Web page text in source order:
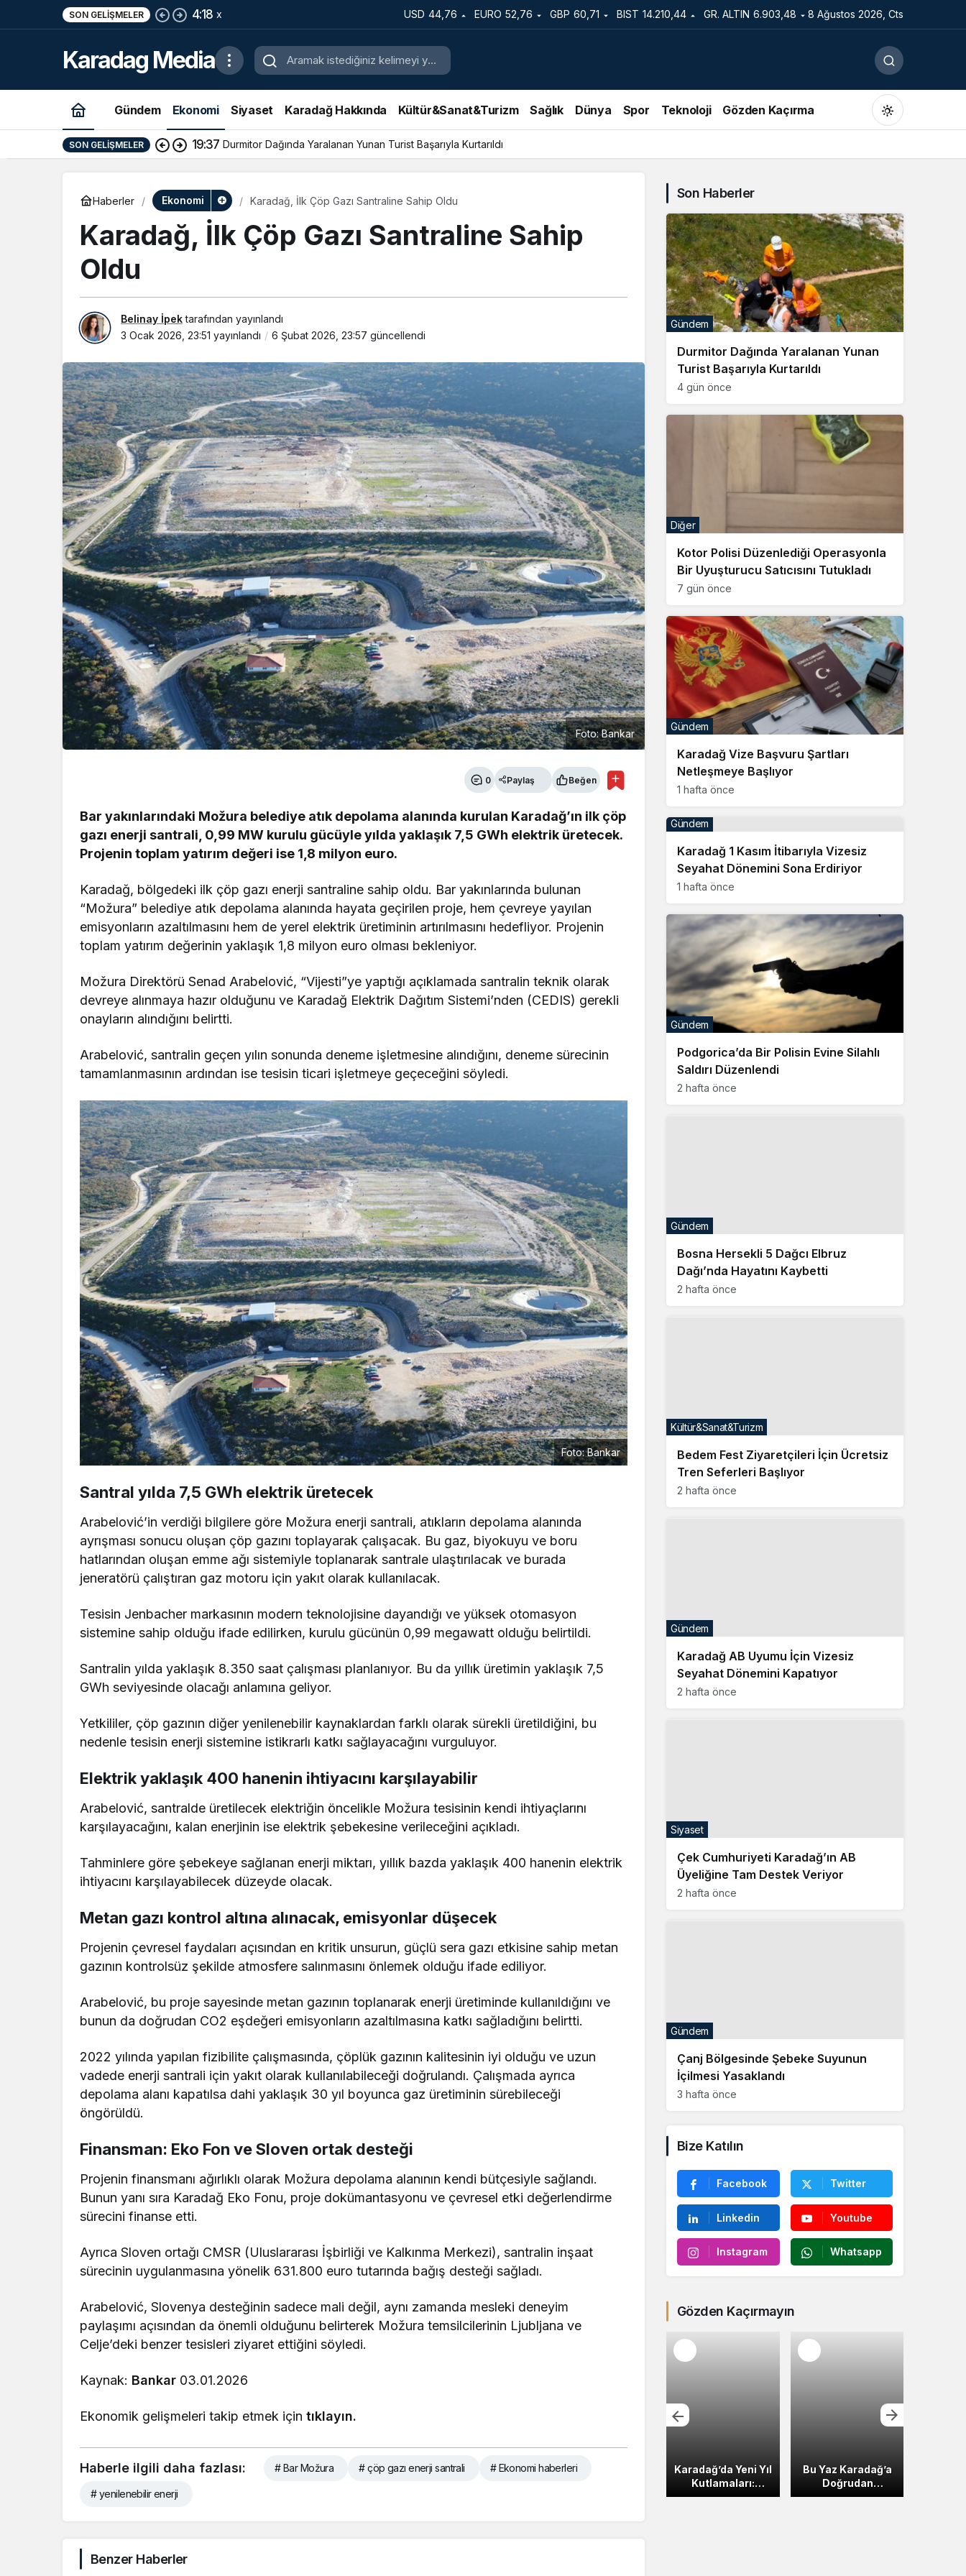
SON GELIŞMELER 4:18 x USD 44,76 EURO 52,76 GBP 60,71 BIST 14.210,44 GR. ALTIN 6.903,48 8 Ağustos 2026, Cts
Karadag Media
Gündem Ekonomi Siyaset Karadağ Hakkında Kültür&Sanat&Turizm Sağlık Dünya Spor Teknoloji Gözden Kaçırma
Gündüz Modu
Gündüz modunu seçin.
Gece Modu
Gece modunu seçin.
Sistem modunu seçin.
SON GELIŞMELER 19:37 Durmitor Dağında Yaralanan Yunan Turist Başarıyla Kurtarıldı
Haberler Ekonomi Karadağ, İlk Çöp Gazı Santraline Sahip Oldu
Karadağ, İlk Çöp Gazı Santraline Sahip
Oldu
Belinay İpektarafından yayınlandı
3 Ocak 2026, 23:51 yayınlandı 6 Şubat 2026, 23:57 güncellendi
Foto: Bankar
0 Paylaş Beğen
Bar yakınlarındaki Možura belediye atık depolama alanında kurulan Karadağ’ın ilk çöp
gazı enerji santrali, 0,99 MW kurulu gücüyle yılda yaklaşık 7,5 GWh elektrik üretecek.
Projenin toplam yatırım değeri ise 1,8 milyon euro.
Karadağ, bölgedeki ilk çöp gazı enerji santraline sahip oldu. Bar yakınlarında bulunan
“Možura” belediye atık depolama alanında hayata geçirilen proje, hem çevreye yayılan
emisyonların azaltılmasını hem de yerel elektrik üretiminin artırılmasını hedefliyor. Projenin
toplam yatırım değerinin yaklaşık 1,8 milyon euro olması bekleniyor.
Možura Direktörü Senad Arabelović, “Vijesti”ye yaptığı açıklamada santralin teknik olarak
devreye alınmaya hazır olduğunu ve Karadağ Elektrik Dağıtım Sistemi’nden (CEDIS) gerekli
onayların alındığını belirtti.
Arabelović, santralin geçen yılın sonunda deneme işletmesine alındığını, deneme sürecinin
tamamlanmasının ardından ise tesisin ticari işletmeye geçeceğini söyledi.
Foto: Bankar
Santral yılda 7,5 GWh elektrik üretecek
Arabelović’in verdiği bilgilere göre Možura enerji santrali, atıkların depolama alanında
ayrışması sonucu oluşan çöp gazını toplayarak çalışacak. Bu gaz, biyokuyu ve boru
hatlarından oluşan emme ağı sistemiyle toplanarak santrale ulaştırılacak ve burada
jeneratörü çalıştıran gaz motoru için yakıt olarak kullanılacak.
Tesisin Jenbacher markasının modern teknolojisine dayandığı ve yüksek otomasyon
sistemine sahip olduğu ifade edilirken, kurulu gücünün 0,99 megawatt olduğu belirtildi.
Santralin yılda yaklaşık 8.350 saat çalışması planlanıyor. Bu da yıllık üretimin yaklaşık 7,5
GWh seviyesinde olacağı anlamına geliyor.
Yetkililer, çöp gazının diğer yenilenebilir kaynaklardan farklı olarak sürekli üretildiğini, bu
nedenle tesisin enerji sistemine istikrarlı katkı sağlayacağını vurguluyor.
Elektrik yaklaşık 400 hanenin ihtiyacını karşılayabilir
Arabelović, santralde üretilecek elektriğin öncelikle Možura tesisinin kendi ihtiyaçlarını
karşılayacağını, kalan enerjinin ise elektrik şebekesine verileceğini açıkladı.
Tahminlere göre şebekeye sağlanan enerji miktarı, yıllık bazda yaklaşık 400 hanenin elektrik
ihtiyacını karşılayabilecek düzeyde olacak.
Metan gazı kontrol altına alınacak, emisyonlar düşecek
Projenin çevresel faydaları açısından en kritik unsurun, güçlü sera gazı etkisine sahip metan
gazının kontrolsüz şekilde atmosfere salınmasını önlemek olduğu ifade ediliyor.
Arabelović, bu proje sayesinde metan gazının toplanarak enerji üretiminde kullanıldığını ve
bunun da doğrudan CO2 eşdeğeri emisyonların azaltılmasına katkı sağladığını belirtti.
2022 yılında yapılan fizibilite çalışmasında, çöplük gazının kalitesinin iyi olduğu ve uzun
vadede enerji santrali için yakıt olarak kullanılabileceği doğrulandı. Çalışmada ayrıca
depolama alanı kapatılsa dahi yaklaşık 30 yıl boyunca gaz üretiminin sürebileceği
öngörüldü.
Finansman: Eko Fon ve Sloven ortak desteği
Projenin finansmanı ağırlıklı olarak Možura depolama alanının kendi bütçesiyle sağlandı.
Bunun yanı sıra Karadağ Eko Fonu, proje dokümantasyonu ve çevresel etki değerlendirme
sürecini finanse etti.
Ayrıca Sloven ortağı CMSR (Uluslararası İşbirliği ve Kalkınma Merkezi), santralin inşaat
sürecinin uygulanmasına yönelik 631.800 euro tutarında bağış desteği sağladı.
Arabelović, Slovenya desteğinin sadece mali değil, aynı zamanda mesleki deneyim
paylaşımı açısından da önemli olduğunu belirterek Možura temsilcilerinin Ljubljana ve
Celje’deki benzer tesisleri ziyaret ettiğini söyledi.
Kaynak: Bankar 03.01.2026
Ekonomik gelişmeleri takip etmek içintıklayın.
Haberle ilgili daha fazlası: # Bar Možura # çöp gazı enerji santrali # Ekonomi haberleri
# yenilenebilir enerji
Benzer Haberler
Son Haberler
Durmitor Dağında Yaralanan Yunan
Turist Başarıyla Kurtarıldı
4 gün önce
Gündem
Kotor Polisi Düzenlediği Operasyonla
Bir Uyuşturucu Satıcısını Tutukladı
7 gün önce
Diğer
Karadağ Vize Başvuru Şartları
Netleşmeye Başlıyor
1 hafta önce
Gündem
Karadağ 1 Kasım İtibarıyla Vizesiz
Seyahat Dönemini Sona Erdiriyor
1 hafta önce
Gündem
Podgorica’da Bir Polisin Evine Silahlı
Saldırı Düzenlendi
2 hafta önce
Gündem
Bosna Hersekli 5 Dağcı Elbruz
Dağı’nda Hayatını Kaybetti
2 hafta önce
Gündem
Bedem Fest Ziyaretçileri İçin Ücretsiz
Tren Seferleri Başlıyor
2 hafta önce
Kültür&Sanat&Turizm
Karadağ AB Uyumu İçin Vizesiz
Seyahat Dönemini Kapatıyor
2 hafta önce
Gündem
Çek Cumhuriyeti Karadağ’ın AB
Üyeliğine Tam Destek Veriyor
2 hafta önce
Siyaset
Çanj Bölgesinde Şebeke Suyunun
İçilmesi Yasaklandı
3 hafta önce
Gündem
Bize Katılın
Facebook Twitter
Linkedin Youtube
Instagram Whatsapp
Gözden Kaçırmayın
Kotor – Lovćen
Karadağ’da Yeni Yıl
Kutlamaları:
Şehirler
Bu Yaz Karadağ’a
Doğrudan
Uçuşlarla 29